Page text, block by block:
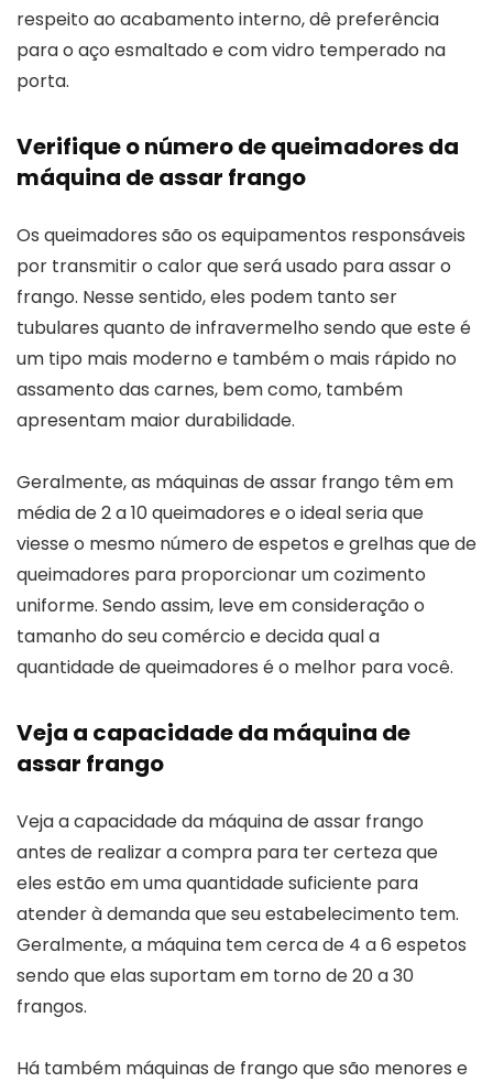
respeito ao acabamento interno, dê preferência
para o aço esmaltado e com vidro temperado na
porta.
Verifique o número de queimadores da
máquina de assar frango
Os queimadores são os equipamentos responsáveis
por transmitir o calor que será usado para assar o
frango. Nesse sentido, eles podem tanto ser
tubulares quanto de infravermelho sendo que este é
um tipo mais moderno e também o mais rápido no
assamento das carnes, bem como, também
apresentam maior durabilidade.
Geralmente, as máquinas de assar frango têm em
média de 2 a 10 queimadores e o ideal seria que
viesse o mesmo número de espetos e grelhas que de
queimadores para proporcionar um cozimento
uniforme. Sendo assim, leve em consideração o
tamanho do seu comércio e decida qual a
quantidade de queimadores é o melhor para você.
Veja a capacidade da máquina de
assar frango
Veja a capacidade da máquina de assar frango
antes de realizar a compra para ter certeza que
eles estão em uma quantidade suficiente para
atender à demanda que seu estabelecimento tem.
Geralmente, a máquina tem cerca de 4 a 6 espetos
sendo que elas suportam em torno de 20 a 30
frangos.
Há também máquinas de frango que são menores e